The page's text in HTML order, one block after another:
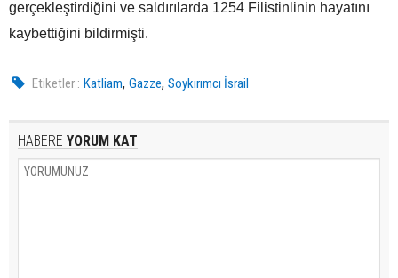
gerçekleştirdiğini ve saldırılarda 1254 Filistinlinin hayatını
kaybettiğini bildirmişti.
Etiketler : Katliam,Gazze,Soykırımcı İsrail
HABERE YORUM KAT